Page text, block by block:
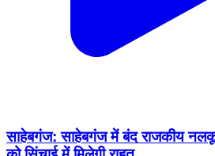
साहेबगंज: साहेबगंज में बंद राजकीय